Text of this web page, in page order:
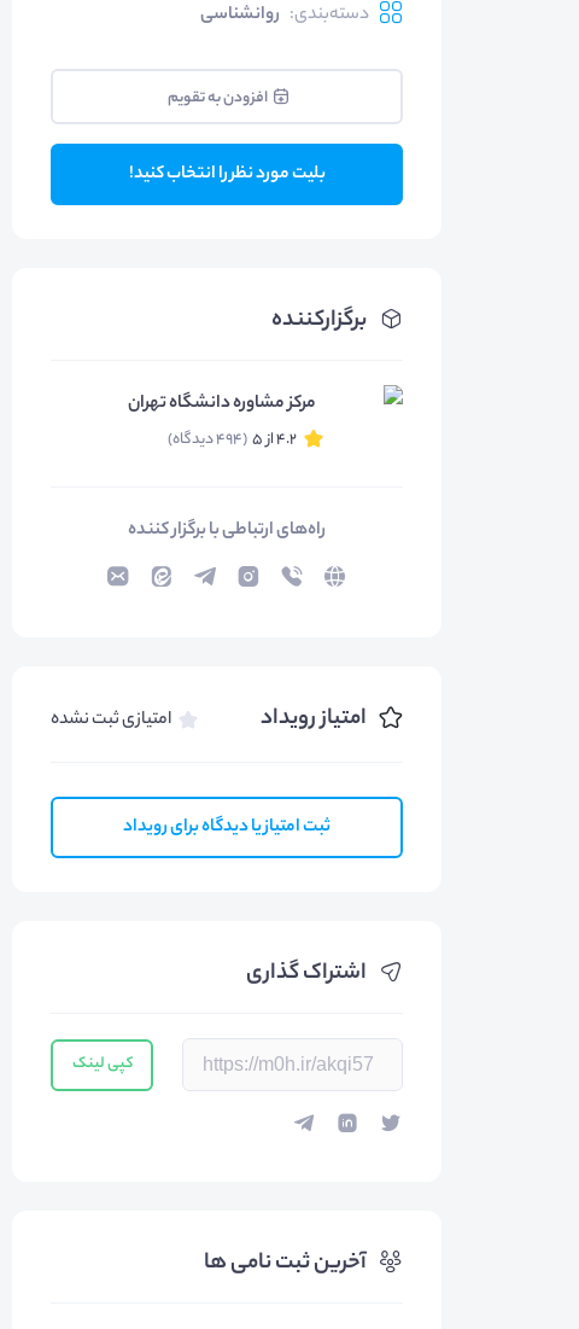
دسته‌بندی: روانشناسی
افزودن به تقویم
بلیت مورد نظر را انتخاب کنید!
برگزارکننده
مرکز مشاوره دانشگاه تهران
4.2 از 5 (494 دیدگاه)
راه‌های ارتباطی با برگزار کننده
امتیاز رویداد امتیازی ثبت نشده
ثبت امتیاز یا دیدگاه برای رویداد
اشتراک گذاری
کپی لینک
آخرین ثبت نامی ها